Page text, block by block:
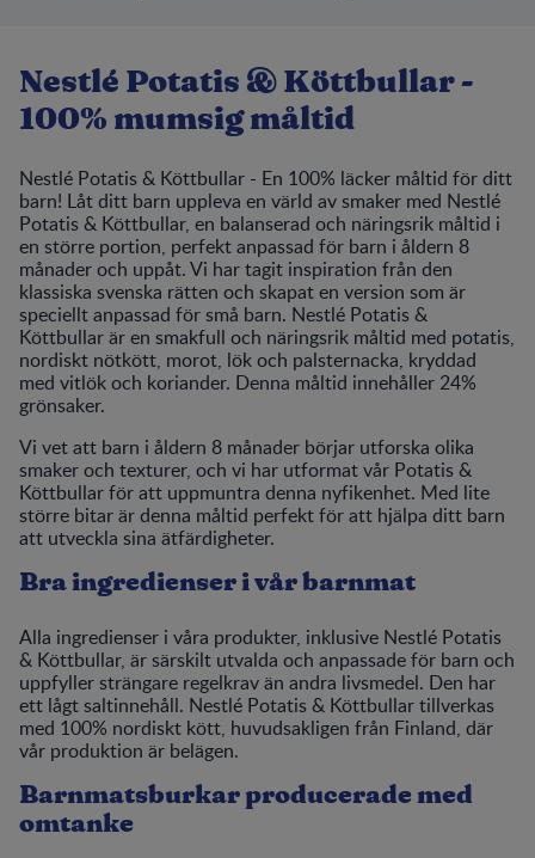
Nestlé Potatis & Köttbullar -
100% mumsig måltid
Nestlé Potatis & Köttbullar - En 100% läcker måltid för ditt
barn! Låt ditt barn uppleva en värld av smaker med Nestlé
Potatis & Köttbullar, en balanserad och näringsrik måltid i
en större portion, perfekt anpassad för barn i åldern 8
månader och uppåt. Vi har tagit inspiration från den
klassiska svenska rätten och skapat en version som är
speciellt anpassad för små barn. Nestlé Potatis &
Köttbullar är en smakfull och näringsrik måltid med potatis,
nordiskt nötkött, morot, lök och palsternacka, kryddad
med vitlök och koriander. Denna måltid innehåller 24%
grönsaker.
Vi vet att barn i åldern 8 månader börjar utforska olika
smaker och texturer, och vi har utformat vår Potatis &
Köttbullar för att uppmuntra denna nyfikenhet. Med lite
större bitar är denna måltid perfekt för att hjälpa ditt barn
att utveckla sina ätfärdigheter.
Bra ingredienser i vår barnmat
Alla ingredienser i våra produkter, inklusive Nestlé Potatis
& Köttbullar, är särskilt utvalda och anpassade för barn och
uppfyller strängare regelkrav än andra livsmedel. Den har
ett lågt saltinnehåll. Nestlé Potatis & Köttbullar tillverkas
med 100% nordiskt kött, huvudsakligen från Finland, där
vår produktion är belägen.
Barnmatsburkar producerade med
omtanke